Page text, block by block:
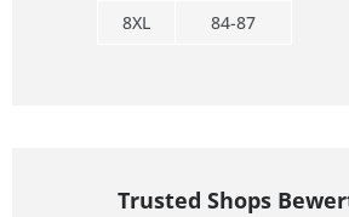
8XL
84-87
Trusted Shops